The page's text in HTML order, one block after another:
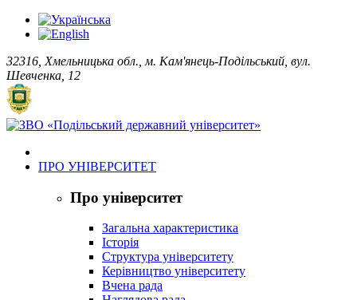
32316, Хмельницька обл., м. Кам'янець-Подільський, вул.
Шевченка, 12
ПРО УНІВЕРСИТЕТ
Про університет
Загальна характеристика
Історія
Структура університету
Керівництво університету
Вчена рада